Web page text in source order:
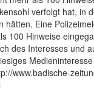
verfolgt hat,
Eine
100 Hinweise
des Interesses
www.badische-